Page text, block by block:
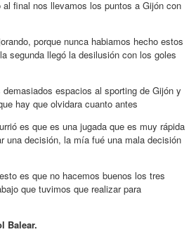
final nos llevamos los puntos a Gijón con
porque nunca habiamos hecho estos
segunda llegó la desilusión con los goles
demasiados espacios al sporting de Gijón y
hay que olvidara cuanto antes
es que es una jugada que es muy rápida
una decisión, la mía fué una mala decisión
es que no hacemos buenos los tres
que tuvimos que realizar para
Balear.